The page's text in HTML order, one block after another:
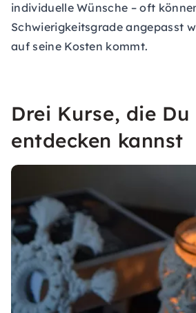
individuelle Wünsche – oft
Schwierigkeitsgrade angepasst
auf seine Kosten kommt.
Drei Kurse, die
entdecken kannst